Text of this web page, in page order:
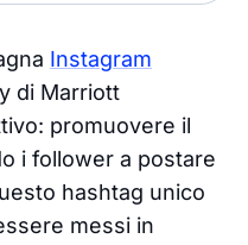
Instagram
di Marriott
promuovere il
i follower a postare
hashtag unico
messi in